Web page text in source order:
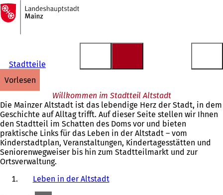
Inhalt anspringen
Zur
Startseite
Stadtteile
vorlesen
Willkommen im Stadtteil Altstadt
Die Mainzer Altstadt ist das lebendige Herz der Stadt, in dem
Geschichte auf Alltag trifft. Auf dieser Seite stellen wir Ihnen
den Stadtteil im Schatten des Doms vor und bieten
praktische Links für das Leben in der Altstadt – vom
Kinderstadtplan, Veranstaltungen, Kindertagesstätten und
Seniorenwegweiser bis hin zum Stadtteilmarkt und zur
Ortsverwaltung.
Leben in der Altstadt